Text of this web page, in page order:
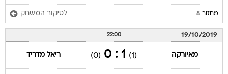
מחזור 8 לסיקור המשחק
19/10/2019
22:00
מאיורקה (1)
1 : 0
(0) ריאל מדריד